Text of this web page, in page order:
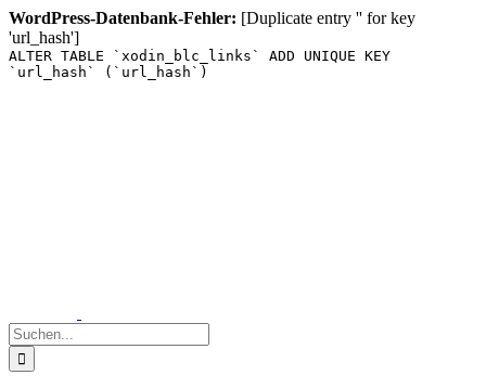
WordPress-Datenbank-Fehler: [Duplicate entry '' for key
'url_hash']
ALTER TABLE `xodin_blc_links` ADD UNIQUE KEY
`url_hash` (`url_hash`)
Suche
nach: